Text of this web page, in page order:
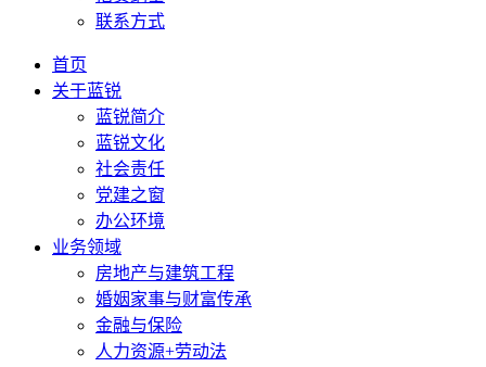
联系方式
首页
关于蓝锐
蓝锐简介
蓝锐文化
社会责任
党建之窗
办公环境
业务领域
房地产与建筑工程
婚姻家事与财富传承
金融与保险
人力资源+劳动法